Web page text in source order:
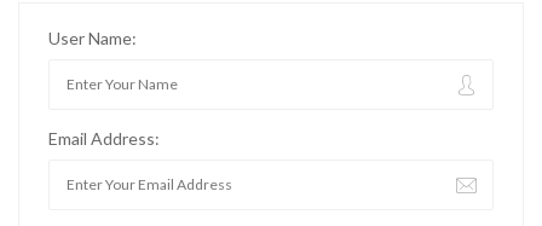
User Name:
Email Address: